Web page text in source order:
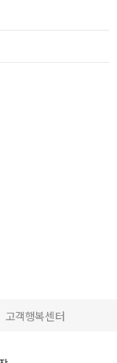
고객행복센터